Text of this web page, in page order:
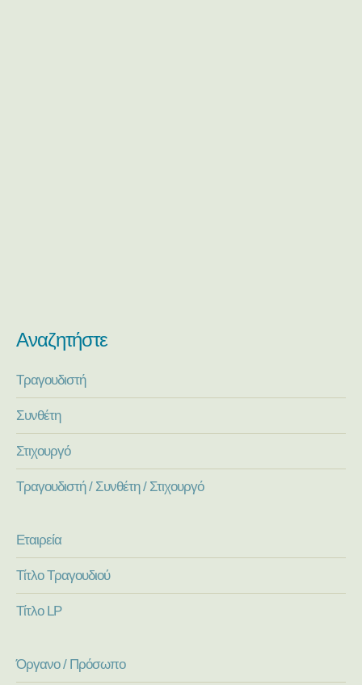
Αναζητήστε
Τραγουδιστή
Συνθέτη
Στιχουργό
Τραγουδιστή / Συνθέτη / Στιχουργό
Εταιρεία
Τίτλο Τραγουδιού
Τίτλο LP
Όργανο / Πρόσωπο